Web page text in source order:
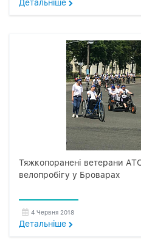
Тяжкопоранені ветерани
велопробігу у Броварах
4 Червня 2018
Детальнiше